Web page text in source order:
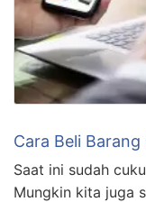
Cara Beli
Saat ini sudah
Mungkin kita juga